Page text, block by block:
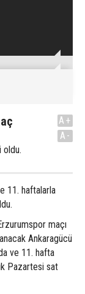
oldu.
A+
A-
11. haftalarla
maçı
Ankaragücü
ve 11. hafta
Pazartesi sat